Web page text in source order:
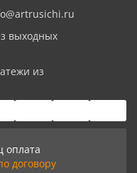
выходных
из
оплата
договору